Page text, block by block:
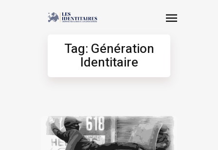
Tag: Génération
Identitaire